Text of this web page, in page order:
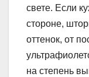
свете. Если
стороне,
оттенок, от
на степень